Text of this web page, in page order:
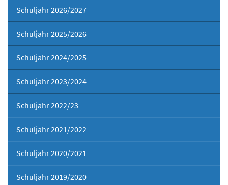
Schuljahr 2026/2027
Schuljahr 2025/2026
Schuljahr 2024/2025
Schuljahr 2023/2024
Schuljahr 2022/23
Schuljahr 2021/2022
Schuljahr 2020/2021
Schuljahr 2019/2020